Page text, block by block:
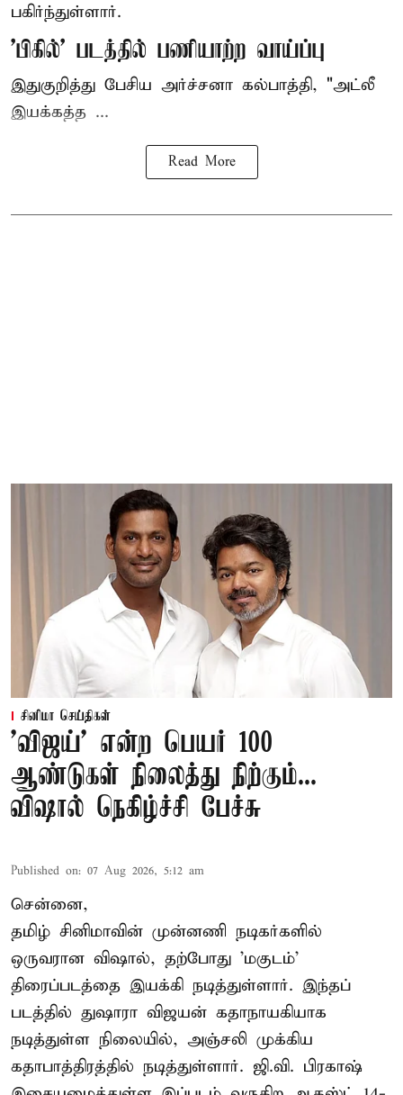
பகிர்ந்துள்ளார்.
'பிகில்' படத்தில் பணியாற்ற வாய்ப்பு
இதுகுறித்து பேசிய அர்ச்சனா கல்பாத்தி, "அட்லீ
இயக்கத்த ...
Read More
சினிமா செய்திகள்
'விஜய்' என்ற பெயர் 100
ஆண்டுகள் நிலைத்து நிற்கும்...
விஷால் நெகிழ்ச்சி பேச்சு
Published on: 07 Aug 2026, 5:12 am
சென்னை,
தமிழ் சினிமாவின் முன்னணி நடிகர்களில்
ஒருவரான விஷால், தற்போது 'மகுடம்'
திரைப்படத்தை இயக்கி நடித்துள்ளார். இந்தப்
படத்தில் துஷாரா விஜயன் கதாநாயகியாக
நடித்துள்ள நிலையில், அஞ்சலி முக்கிய
கதாபாத்திரத்தில் நடித்துள்ளார். ஜி.வி. பிரகாஷ்